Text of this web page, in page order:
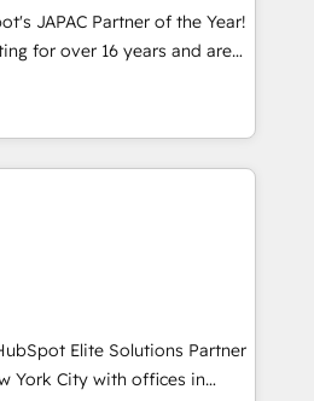
in the SME sector
SaaS, business services and
important user adoption is.
a step-by-step
with each other. Together we
processes and
JAPAC Partner of the Year!
for over 16 years and are
experienced and technically
We specialise in
implementations,
portal development,
Partner and we contribute
work
have worked with incredible
of them on our website,
Elite Solutions Partner
York City with offices in